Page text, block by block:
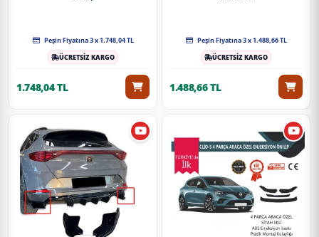
Peşin Fiyatına 3 x 1.748,04 TL
ÜCRETSİZ KARGO
1.748,04 TL
Peşin Fiyatına 3 x 1.488,66 TL
ÜCRETSİZ KARGO
1.488,66 TL